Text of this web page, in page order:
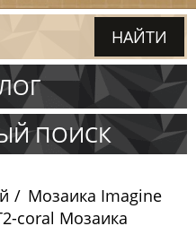
ПОИСК
Мозаика Imagine
coral Мозаика